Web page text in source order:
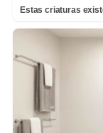
Estas criaturas